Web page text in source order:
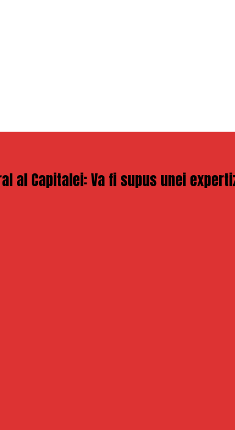
al Capitalei: Va fi supus unei